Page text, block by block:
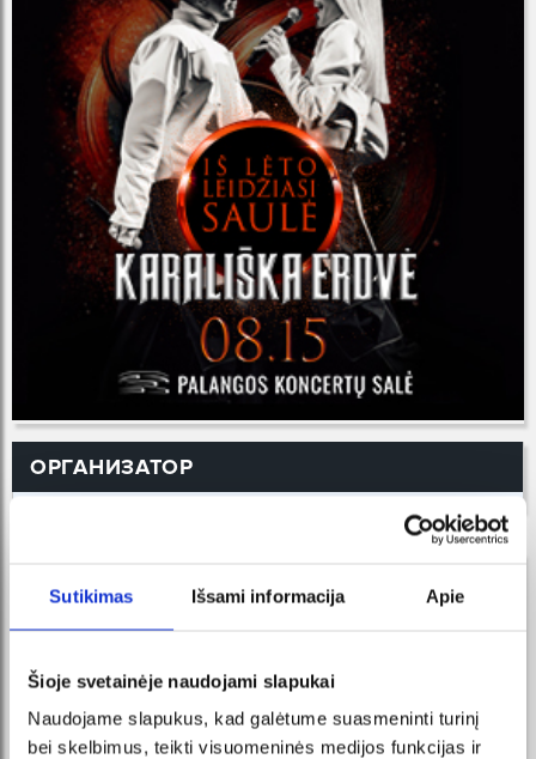
Sutikimas Išsami informacija Apie
Šioje svetainėje naudojami slapukai
Naudojame slapukus, kad galėtume suasmeninti turinį
bei skelbimus, teikti visuomeninės medijos funkcijas ir
ОРГАНИЗАТОР
новости в FB messenger
регистрируйтесь и Вы всегда первыми узнаете о
Получайте сообщения в
Messenger и приобретайте
билеты прямо у нашего
интеллектуального робота!
ПОДПИСАТЬСЯ